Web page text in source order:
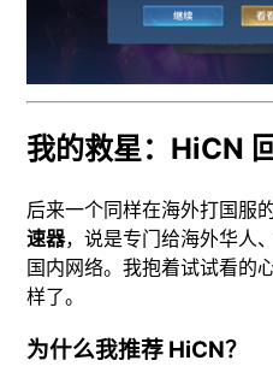
我的救星：HiCN
后来一个同样在海外打国服
速器，说是专门给海外华人
国内网络。我抱着试试看的
样了。
为什么我推荐 HiCN？